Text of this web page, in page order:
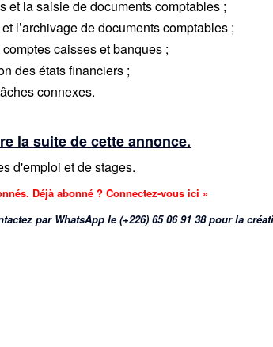
et la saisie de documents comptables ;
l’archivage de documents comptables ;
caisses et banques ;
des états financiers ;
connexes.
la suite de cette annonce.
d'emploi et de stages.
Déjà abonné ? Connectez-vous ici »
par WhatsApp le (+226) 65 06 91 38 pour la